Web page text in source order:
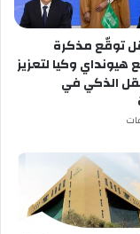
توقّع مذكرة
هيونداي وكيا لتعزيز
الذكي في